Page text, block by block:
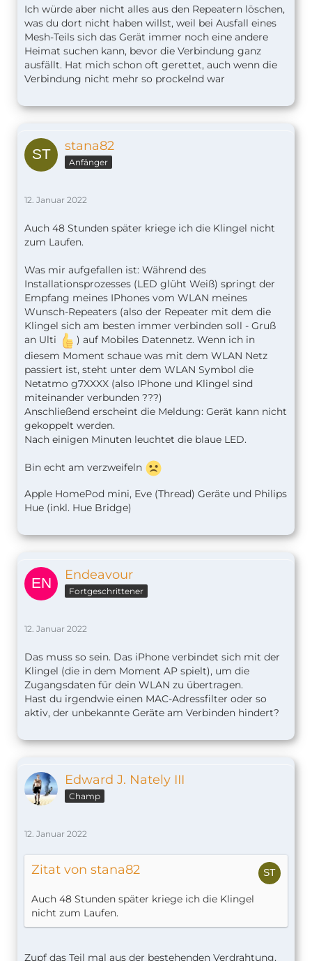
Ich würde aber nicht alles aus den Repeatern löschen,
was du dort nicht haben willst, weil bei Ausfall eines
Mesh-Teils sich das Gerät immer noch eine andere
Heimat suchen kann, bevor die Verbindung ganz
ausfällt. Hat mich schon oft gerettet, auch wenn die
Verbindung nicht mehr so prockelnd war
stana82
Anfänger
12. Januar 2022
Auch 48 Stunden später kriege ich die Klingel nicht
zum Laufen.
Was mir aufgefallen ist: Während des
Installationsprozesses (LED glüht Weiß) springt der
Empfang meines IPhones vom WLAN meines
Wunsch-Repeaters (also der Repeater mit dem die
Klingel sich am besten immer verbinden soll - Gruß
an Ulti
) auf Mobiles Datennetz. Wenn ich in
diesem Moment schaue was mit dem WLAN Netz
passiert ist, steht unter dem WLAN Symbol die
Netatmo g7XXXX (also IPhone und Klingel sind
miteinander verbunden ???)
Anschließend erscheint die Meldung: Gerät kann nicht
gekoppelt werden.
Nach einigen Minuten leuchtet die blaue LED.
Bin echt am verzweifeln
Apple HomePod mini, Eve (Thread) Geräte und Philips
Hue (inkl. Hue Bridge)
Endeavour
Fortgeschrittener
12. Januar 2022
Das muss so sein. Das iPhone verbindet sich mit der
Klingel (die in dem Moment AP spielt), um die
Zugangsdaten für dein WLAN zu übertragen.
Hast du irgendwie einen MAC-Adressfilter oder so
aktiv, der unbekannte Geräte am Verbinden hindert?
Edward J. Nately III
Champ
12. Januar 2022
Zitat von stana82
Auch 48 Stunden später kriege ich die Klingel
nicht zum Laufen.
Zupf das Teil mal aus der bestehenden Verdrahtung.